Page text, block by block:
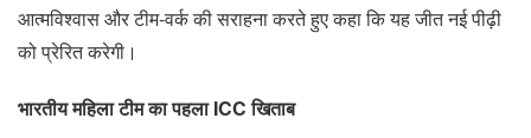
आत्मविश्वास और टीम-वर्क की सराहना करते हुए कहा कि यह जीत नई पीढ़ी
को प्रेरित करेगी।
भारतीय महिला टीम का पहला ICC खिताब